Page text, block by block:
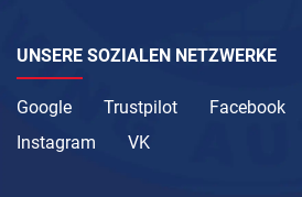
UNSERE SOZIALEN NETZWERKE
Google Trustpilot Facebook
Instagram
VK